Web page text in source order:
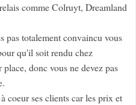
comme Colruyt, Dreamland
pas totalement convaincu vous
qu'il soit rendu chez
donc vous ne devez pas
coeur ses clients car les prix et